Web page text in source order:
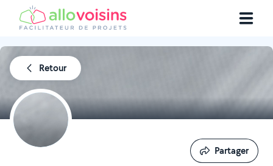
Retour
Partager
Partager